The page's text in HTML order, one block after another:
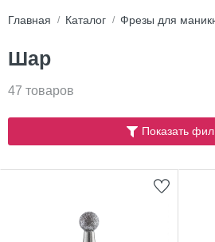
Главная Каталог Фрезы для
Шар
47 товаров
Показать